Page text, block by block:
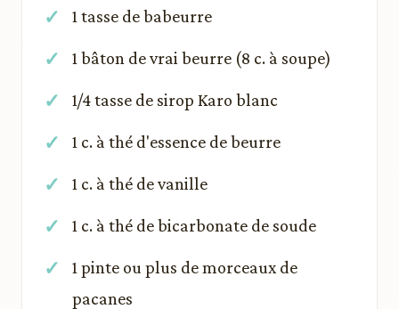
1 tasse de babeurre
1 bâton de vrai beurre (8 c. à soupe)
1/4 tasse de sirop Karo blanc
1 c. à thé d'essence de beurre
1 c. à thé de vanille
1 c. à thé de bicarbonate de soude
1 pinte ou plus de morceaux de
pacanes